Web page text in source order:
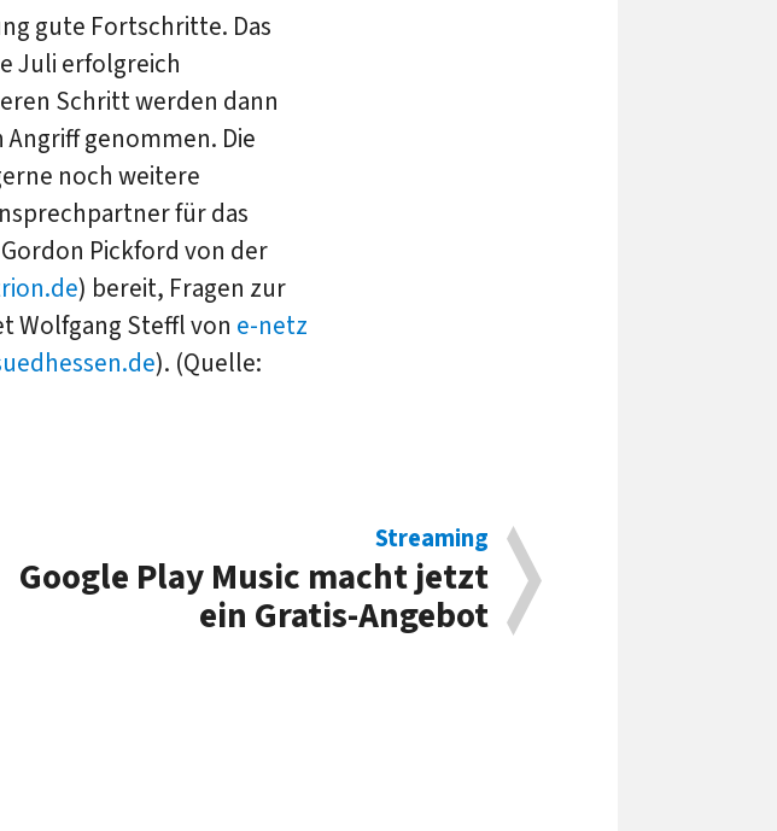
gute Fortschritte. Das
Juli erfolgreich
Schritt werden dann
genommen. Die
noch weitere
für das
Pickford von der
) bereit, Fragen zur
Wolfgang Steffl von e-netz
). (Quelle:
Streaming
Google Play Music macht jetzt
ein Gratis-Angebot